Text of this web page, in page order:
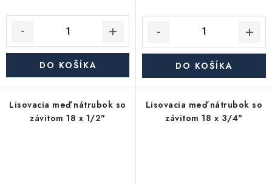
DO KOŠÍKA DO KOŠÍKA
Lisovacia meď nátrubok so
závitom 18 x 1/2"
Lisovacia meď nátrubok so
závitom 18 x 3/4"